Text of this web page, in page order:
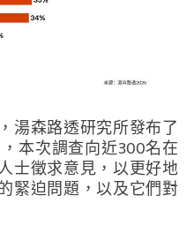
湯森路透研究所發布了
本次調查向近300名在
士徵求意見，以更好地
緊迫問題，以及它們對